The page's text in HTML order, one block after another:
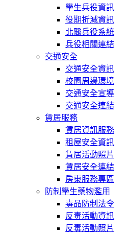
學生兵役資訊
役期折減資訊
北醫兵役系統
兵役相關連結
交通安全
交通安全資訊
校園周邊環境
交通安全宣導
交通安全連結
賃居服務
賃居資訊服務
租屋安全資訊
賃居活動照片
賃居安全連結
房東服務專區
防制學生藥物濫用
毒品防制法令
反毒活動資訊
反毒活動照片